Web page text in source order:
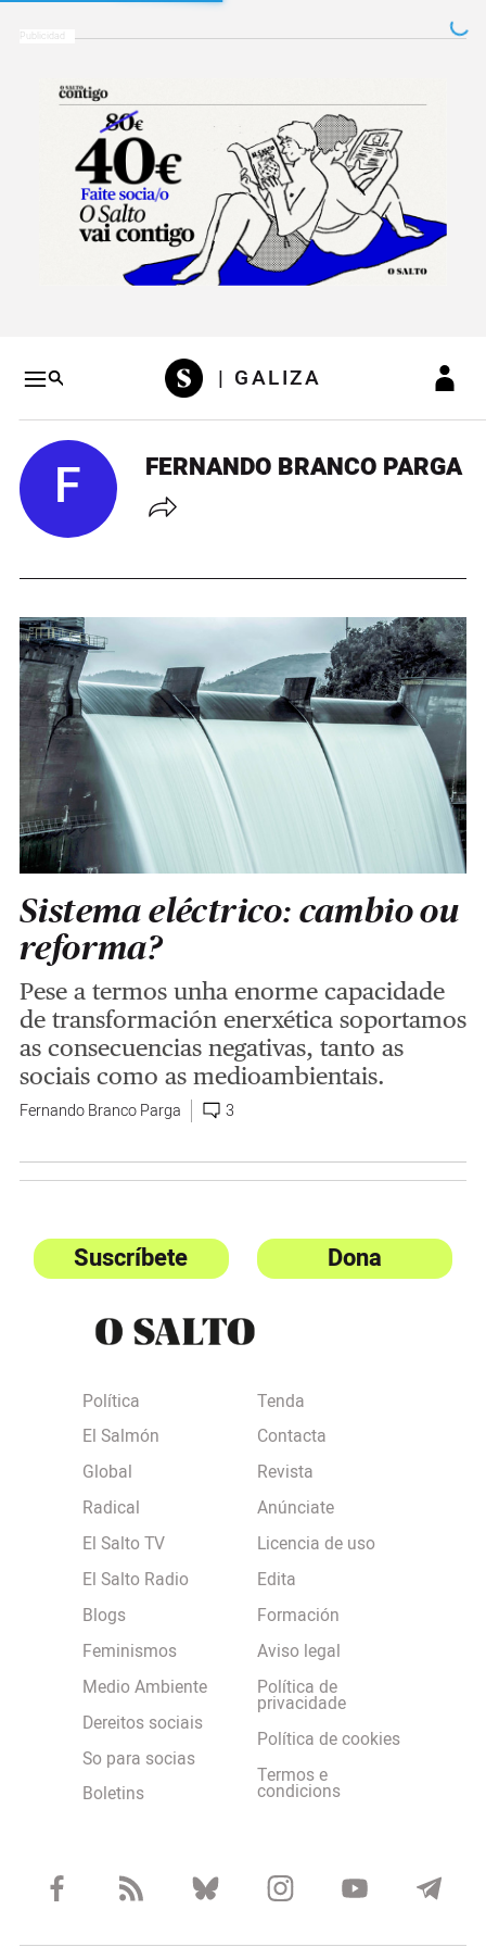
Salto a contenidoSalto a navegación
| GALIZA
F FERNANDO BRANCO PARGA
Sistema eléctrico: cambio ou
reforma?
Pese a termos unha enorme capacidade
de transformación enerxética soportamos
as consecuencias negativas, tanto as
sociais como as medioambientais.
Fernando Branco Parga 3
Suscríbete Dona
Política
El Salmón
Global
Radical
El Salto TV
El Salto Radio
Blogs
Feminismos
Medio Ambiente
Dereitos sociais
So para socias
Boletins
Tenda
Contacta
Revista
Anúnciate
Licencia de uso
Edita
Formación
Aviso legal
Política de
privacidade
Política de cookies
Termos e
condicions